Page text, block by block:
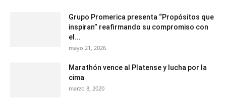
Grupo Promerica presenta “Propósitos que
inspiran” reafirmando su compromiso con
el...
mayo 21, 2026
Marathón vence al Platense y lucha por la
cima
marzo 8, 2020